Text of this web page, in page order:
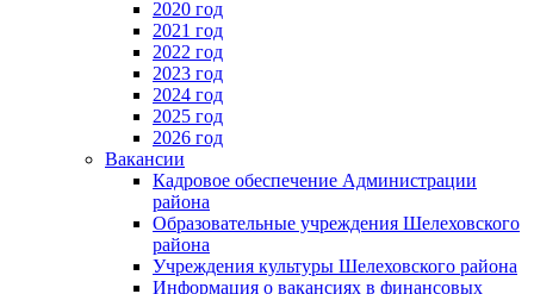
2020 год
2021 год
2022 год
2023 год
2024 год
2025 год
2026 год
Вакансии
Кадровое обеспечение Администрации
района
Образовательные учреждения Шелеховского
района
Учреждения культуры Шелеховского района
Информация о вакансиях в финансовых